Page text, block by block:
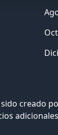
creado